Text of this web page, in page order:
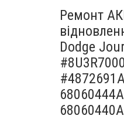
Ремонт
Dodge